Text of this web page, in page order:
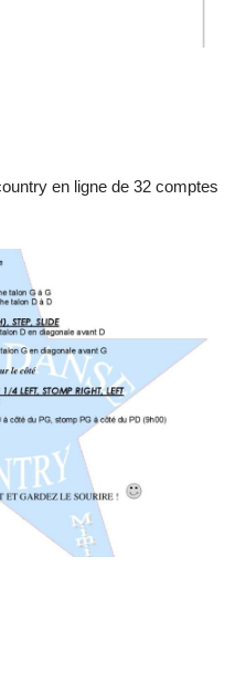
en ligne de 32 comptes